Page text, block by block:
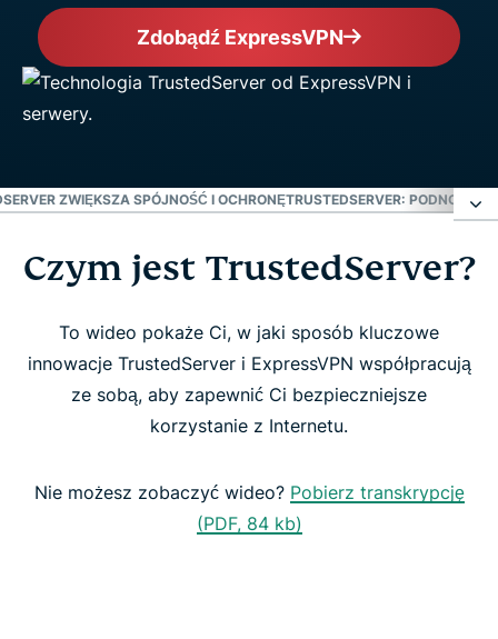
Zdobądź ExpressVPN
ZWIĘKSZA SPÓJNOŚĆ I OCHRONĘTRUSTEDSERVER:
Czym jest TrustedServer?
Koniec z ryzykiem związanym z twardymi dyskami
TrustedServer zwiększa spójność i ochronę
bezpieczeństwa
Czym jest TrustedServer?
To wideo pokaże Ci, w jaki sposób kluczowe
innowacje TrustedServer i ExpressVPN współpracują
ze sobą, aby zapewnić Ci bezpieczniejsze
korzystanie z Internetu.
Nie możesz zobaczyć wideo? Pobierz transkrypcję
(PDF, 84 kb)